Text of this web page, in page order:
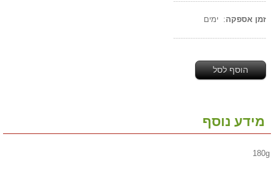
זמן אספקה: ימים
--------------------------------------
הוסף לסל
מידע נוסף
180g